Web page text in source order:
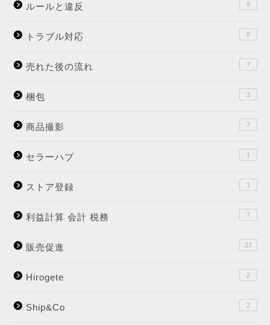
ルールと違反 9
トラブル対応 8
売れた後の流れ 7
梱包 3
商品撮影 7
セラーハブ 1
ストア登録 1
利益計算 会計 税務 7
販売促進 27
Hirogete 2
Ship&Co 2